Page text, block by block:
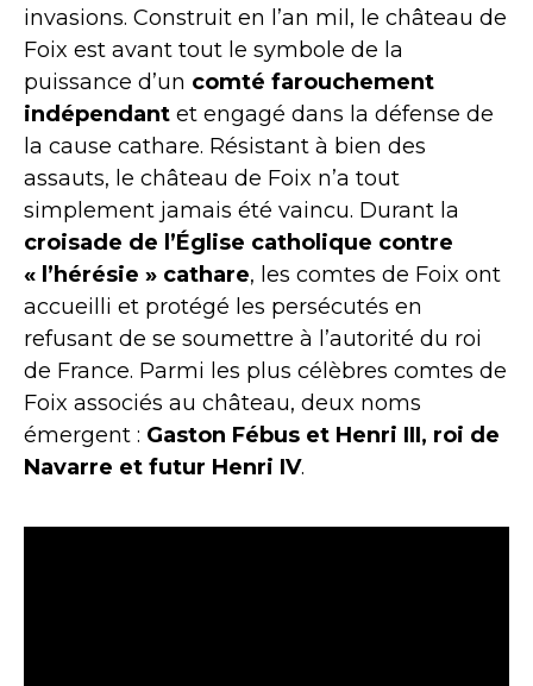
invasions. Construit en l’an mil, le château de
Foix est avant tout le symbole de la
puissance d’un comté farouchement
indépendant et engagé dans la défense de
la cause cathare. Résistant à bien des
assauts, le château de Foix n’a tout
simplement jamais été vaincu. Durant la
croisade de l’Église catholique contre
« l’hérésie » cathare, les comtes de Foix ont
accueilli et protégé les persécutés en
refusant de se soumettre à l’autorité du roi
de France. Parmi les plus célèbres comtes de
Foix associés au château, deux noms
émergent : Gaston Fébus et Henri III, roi de
Navarre et futur Henri IV.